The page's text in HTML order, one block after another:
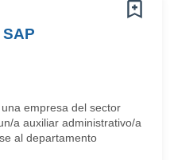
empresa del sector
a auxiliar administrativo/a
al departamento